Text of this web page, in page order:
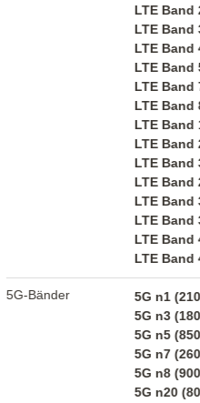
LTE Band
LTE Band
LTE Band
LTE Band
LTE Band
LTE Band
LTE Band
LTE Band
LTE Band
LTE Band
LTE Band
LTE Band
LTE Band
LTE Band
5G-Bänder
5G n1
5G n3
5G n5
5G n7
5G n8
5G n20